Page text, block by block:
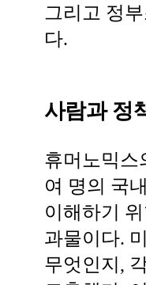
그리고 정
다.
사람과 정
휴머노믹스
여 명의 국
이해하기
과물이다.
무엇인지,